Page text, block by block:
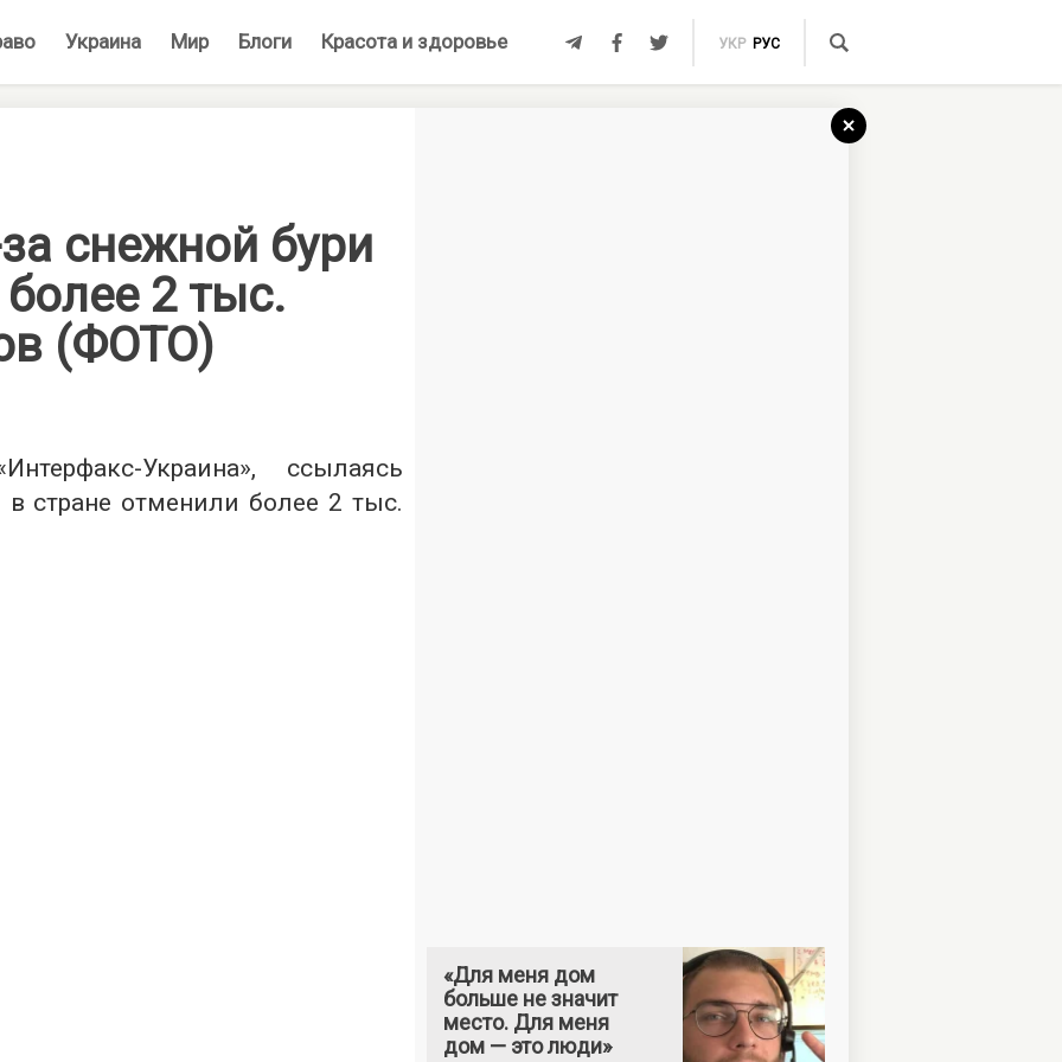
Украина Мир Блоги Красота и здоровье УКР РУС
снежной бури
2 тыс.
(ФОТО)
Украина», ссылаясь
в стране отменили более 2 тыс.
«Для меня дом
больше не значит
место. Для меня
дом — это люди»